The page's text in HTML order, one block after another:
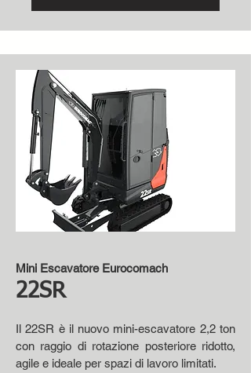
Mini Escavatore Eurocomach
22SR
Il 22SR è il nuovo mini-escavatore 2,2 ton
con raggio di rotazione posteriore ridotto,
agile e ideale per spazi di lavoro limitati.